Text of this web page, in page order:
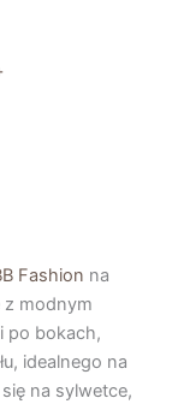
Fashion na
z modnym
po bokach,
idealnego na
na sylwetce,